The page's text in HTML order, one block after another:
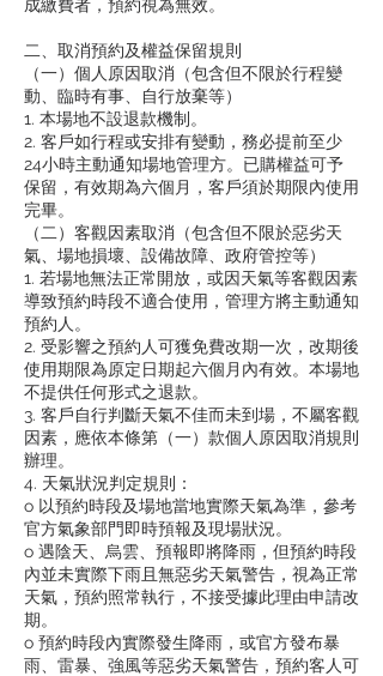
成繳費者，預約視為無效。
二、取消預約及權益保留規則
（一）個人原因取消（包含但不限於行程變
動、臨時有事、自行放棄等）
1. 本場地不設退款機制。
2. 客戶如行程或安排有變動，務必提前至少
24小時主動通知場地管理方。已購權益可予
保留，有效期為六個月，客戶須於期限內使用
完畢。
（二）客觀因素取消（包含但不限於惡劣天
氣、場地損壞、設備故障、政府管控等）
1. 若場地無法正常開放，或因天氣等客觀因素
導致預約時段不適合使用，管理方將主動通知
預約人。
2. 受影響之預約人可獲免費改期一次，改期後
使用期限為原定日期起六個月內有效。本場地
不提供任何形式之退款。
3. 客戶自行判斷天氣不佳而未到場，不屬客觀
因素，應依本條第（一）款個人原因取消規則
辦理。
4. 天氣狀況判定規則：
o 以預約時段及場地當地實際天氣為準，參考
官方氣象部門即時預報及現場狀況。
o 遇陰天、烏雲、預報即將降雨，但預約時段
內並未實際下雨且無惡劣天氣警告，視為正常
天氣，預約照常執行，不接受據此理由申請改
期。
o 預約時段內實際發生降雨，或官方發布暴
雨、雷暴、強風等惡劣天氣警告，預約客人可